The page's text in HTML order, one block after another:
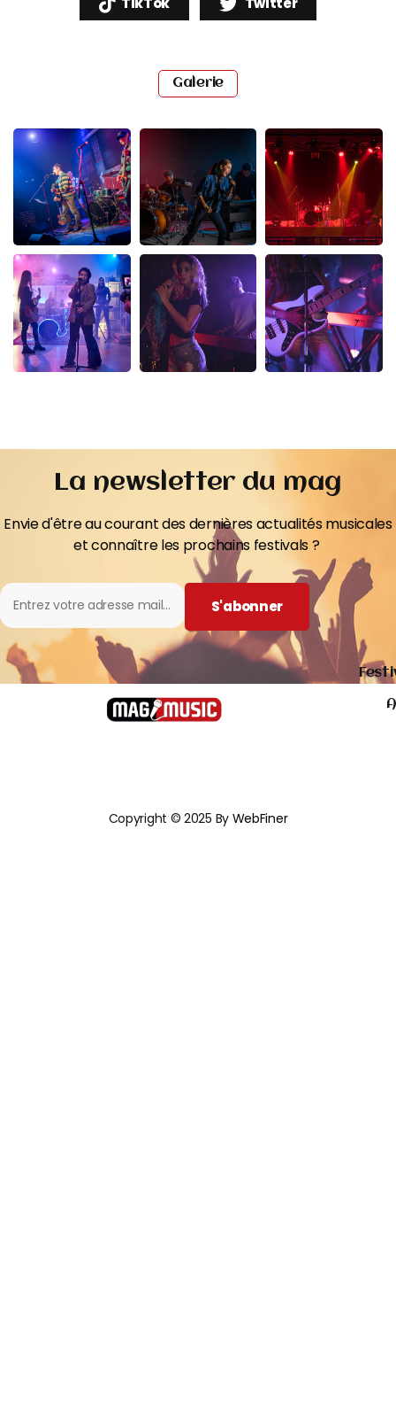
Galerie
La newsletter du mag
Envie d'être au courant des dernières actualités musicales
et connaître les prochains festivals ?
S'abonner
Copyright © 2025 By WebFiner